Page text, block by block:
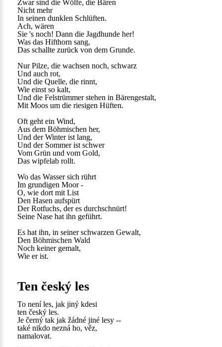
Zwar sind die Wölfe, die Bären
Nicht mehr
In seinen dunklen Schlüften.
Ach, wären
Sie 's noch! Dann die Jagdhunde her!
Was das Hifthorn sang,
Das schallte zurück von dem Grunde.
Nur Pilze, die wachsen noch, schwarz
Und auch rot,
Und die Quelle, die rinnt,
Wie einst so kalt,
Und die Felstrümmer stehen in Bärengestalt,
Mit Moos um die riesigen Hüften.
Oft geht ein Wind,
Aus dem Böhmischen her,
Und der Winter ist lang,
Und der Sommer ist schwer
Vom Grün und vom Gold,
Das wipfelab rollt.
Wo das Wasser sich rührt
Im grundigen Moor -
O, wie dort mit List
Den Hasen aufspürt
Der Rotfuchs, der es durchschnürt!
Seine Nase hat ihn geführt.
Es hat ihn, in seiner schwarzen Gewalt,
Den Böhmischen Wald
Noch keiner gemalt,
Wie er ist.
Ten český les
To není les, jak jiný kdesi
ten český les.
Je černý tak jak žádné jiné lesy --
také nikdo nezná ho, věz,
namalovat.